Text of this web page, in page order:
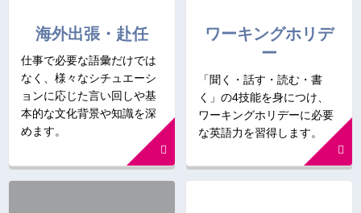
海外出張・赴任
仕事で必要な語彙だけでは
なく、様々なシチュエーシ
ョンに応じた言い回しや基
本的な文化背景や知識を深
めます。
ワーキングホリデ
ー
「聞く・話す・読む・書
く」の4技能を身につけ、
ワーキングホリデーに必要
な英語力を習得します。